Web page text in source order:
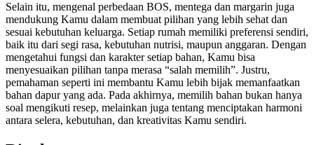
Selain itu, mengenal perbedaan BOS, mentega dan margarin juga
mendukung Kamu dalam membuat pilihan yang lebih sehat dan
sesuai kebutuhan keluarga. Setiap rumah memiliki preferensi sendiri,
baik itu dari segi rasa, kebutuhan nutrisi, maupun anggaran. Dengan
mengetahui fungsi dan karakter setiap bahan, Kamu bisa
menyesuaikan pilihan tanpa merasa “salah memilih”. Justru,
pemahaman seperti ini membantu Kamu lebih bijak memanfaatkan
bahan dapur yang ada. Pada akhirnya, memilih bahan bukan hanya
soal mengikuti resep, melainkan juga tentang menciptakan harmoni
antara selera, kebutuhan, dan kreativitas Kamu sendiri.